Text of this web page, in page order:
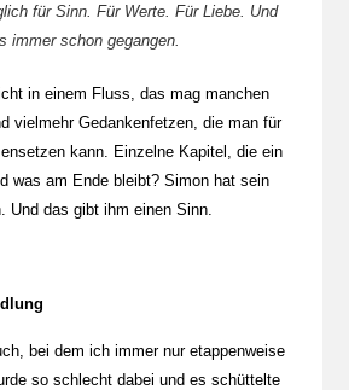
für Sinn. Für Werte. Für Liebe. Und
immer schon gegangen.
in einem Fluss, das mag manchen
vielmehr Gedankenfetzen, die man für
kann. Einzelne Kapitel, die ein
was am Ende bleibt? Simon hat sein
Und das gibt ihm einen Sinn.
bei dem ich immer nur etappenweise
so schlecht dabei und es schüttelte